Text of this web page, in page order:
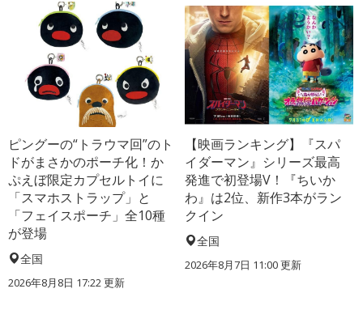
ピングーの“トラウマ回”のト
ドがまさかのポーチ化！か
ぷえぼ限定カプセルトイに
「スマホストラップ」と
「フェイスポーチ」全10種
が登場
全国
2026年8月8日 17:22更新
【映画ランキング】『スパ
イダーマン』シリーズ最高
発進で初登場V！『ちいか
わ』は2位、新作3本がラン
クイン
全国
2026年8月7日 11:00更新